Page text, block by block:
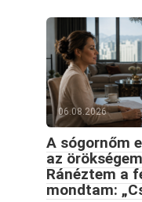
06.08.2026
A sógornőm
az
Ránéztem a
mondtam: